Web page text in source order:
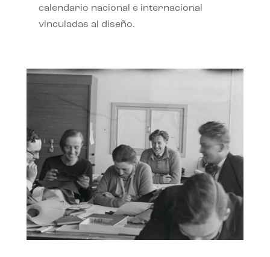
calendario nacional e internacional
vinculadas al diseño.